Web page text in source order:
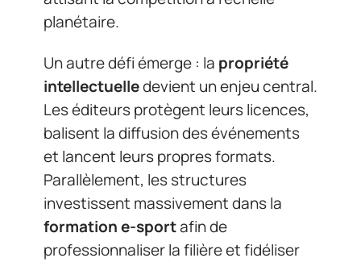
planétaire.
Un autre défi émerge : la propriété
intellectuelledevient un enjeu central.
Les éditeurs protègent leurs licences,
balisent la diffusion des événements
et lancent leurs propres formats.
Parallèlement, les structures
investissent massivement dans la
formation e-sportafin de
professionnaliser la filière et fidéliser